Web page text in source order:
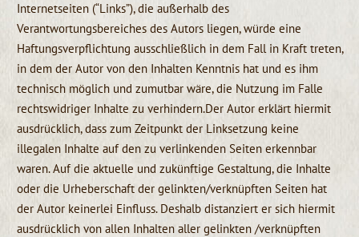
Internetseiten (“Links”), die außerhalb des
Verantwortungsbereiches des Autors liegen, würde eine
Haftungsverpflichtung ausschließlich in dem Fall in Kraft treten,
in dem der Autor von den Inhalten Kenntnis hat und es ihm
technisch möglich und zumutbar wäre, die Nutzung im Falle
rechtswidriger Inhalte zu verhindern.Der Autor erklärt hiermit
ausdrücklich, dass zum Zeitpunkt der Linksetzung keine
illegalen Inhalte auf den zu verlinkenden Seiten erkennbar
waren. Auf die aktuelle und zukünftige Gestaltung, die Inhalte
oder die Urheberschaft der gelinkten/verknüpften Seiten hat
der Autor keinerlei Einfluss. Deshalb distanziert er sich hiermit
ausdrücklich von allen Inhalten aller gelinkten /verknüpften